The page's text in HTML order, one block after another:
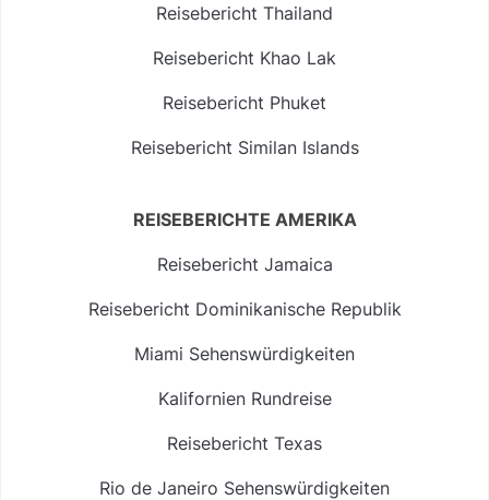
Reisebericht Thailand
Reisebericht Khao Lak
Reisebericht Phuket
Reisebericht Similan Islands
REISEBERICHTE AMERIKA
Reisebericht Jamaica
Reisebericht Dominikanische Republik
Miami Sehenswürdigkeiten
Kalifornien Rundreise
Reisebericht Texas
Rio de Janeiro Sehenswürdigkeiten